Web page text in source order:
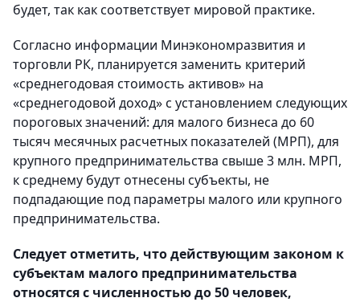
будет, так как соответствует мировой практике.
Согласно информации Минэкономразвития и
торговли РК, планируется заменить критерий
«среднегодовая стоимость активов» на
«среднегодовой доход» с установлением следующих
пороговых значений: для малого бизнеса до 60
тысяч месячных расчетных показателей (МРП), для
крупного предпринимательства свыше 3 млн. МРП,
к среднему будут отнесены субъекты, не
подпадающие под параметры малого или крупного
предпринимательства.
Следует отметить, что действующим законом к
субъектам малого предпринимательства
относятся с численностью до 50 человек,